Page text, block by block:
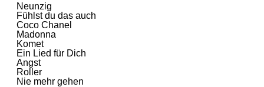
Neunzig
Fühlst du das auch
Coco Chanel
Madonna
Komet
Ein Lied für Dich
Angst
Roller
Nie mehr gehen